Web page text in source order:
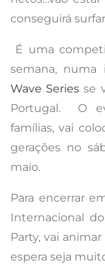
conseguirá
É uma
semana, numa
Wave Series se
Portugal. O
famílias, vai
gerações no
maio.
Para encerrar
Internacional
Party, vai
espera seja